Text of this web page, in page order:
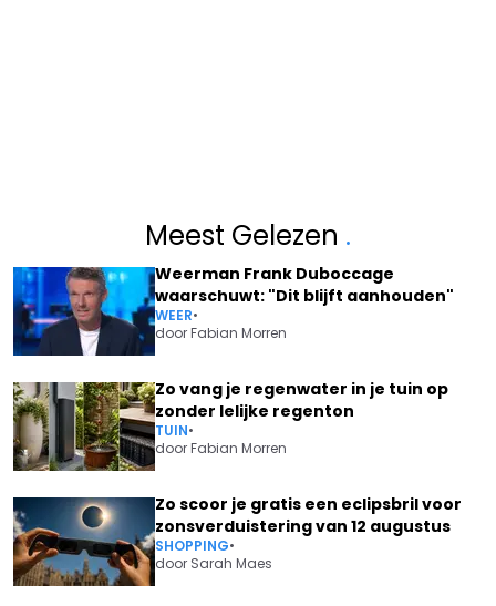
Meest Gelezen .
Weerman Frank Duboccage
waarschuwt: "Dit blijft aanhouden"
WEER•
doorFabian Morren
Zo vang je regenwater in je tuin op
zonder lelijke regenton
TUIN•
doorFabian Morren
Zo scoor je gratis een eclipsbril voor
zonsverduistering van 12 augustus
SHOPPING•
door Sarah Maes